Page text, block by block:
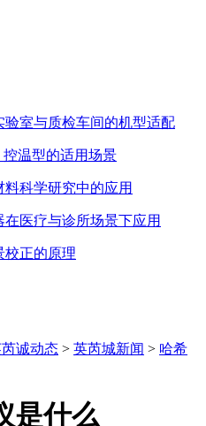
室与质检车间的机型适配
控温型的适用场景
科学研究中的应用
医疗与诊所场景下应用
校正的原理
诚动态 > 英芮城新闻 > 哈希
是什么